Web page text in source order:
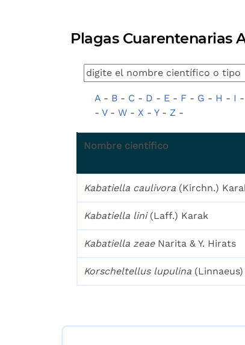
Plagas Cuarentenarias
A - B - C - D - E - F - G - H - I -
- V- W - X - Y- Z -
Nombre científico
Kabatiella caulivora (Kirchn.)
Kabatiella lini (Laff.) Karak
Kabatiella zeaeNarita & Y. Hirats
Korscheltellus lupulina (Linnaeus)